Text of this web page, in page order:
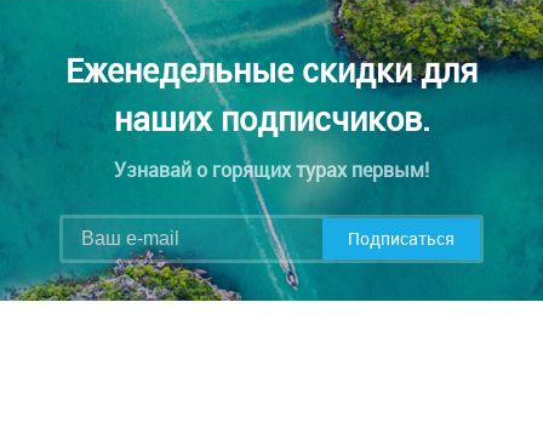
Еженедельные скидки для
наших подписчиков.
Узнавай о горящих турах первым!
Подписаться